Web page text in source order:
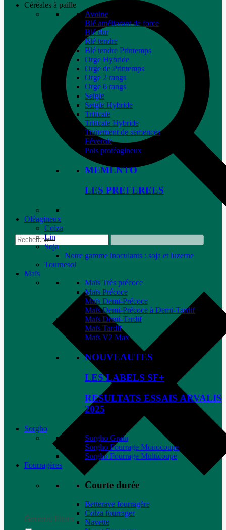
Generic filters
Céréales à paille
Avoine
Blé améliorant de force
Blé dur
Blé tendre
Blé tendre Printemps
Orge Hybride
Orge de Printemps
Orge 2 rangs
Orge 6 rangs
Seigle
Seigle Hybride
Triticale
Triticale Hybride
Traitement de semences
Féverole
Pois protéagineux
MEMENTO
LES PREFEREES
Oléagineux
Colza
Lin
Soja
Notre gamme inoculants : soja et luzerne
Tournesol
Maïs
Maïs Très précoce
Maïs Précoce
Maïs Demi-Précoce
Maïs Demi-Précoce à Demi-Tardif
Maïs Demi-Tardif
Maïs Tardif
Maïs V2 Max
NOUVEAUTES
LES LABELS SF+
RESULTATS ESSAIS ARVALIS
2025
Sorgho
Sorgho Grain
Sorgho Fourrage Monocoupe
Sorgho Fourrage Multicoupe
Fourragères
Courte durée
Betterave fourragère
Colza fourrager
Navette